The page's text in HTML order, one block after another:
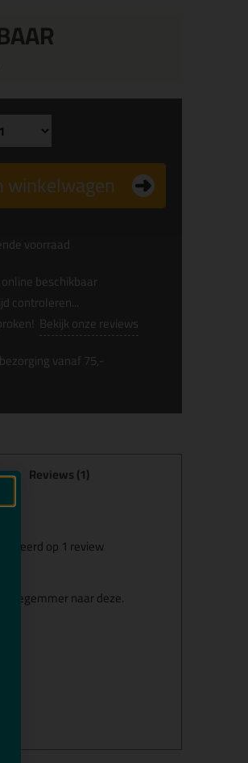
winkelwagen
voorraad
beschikbaar
controleren...
Bekijk onze reviews
bezorging vanaf 75,-
Reviews (1)
op 1 review
naar deze.